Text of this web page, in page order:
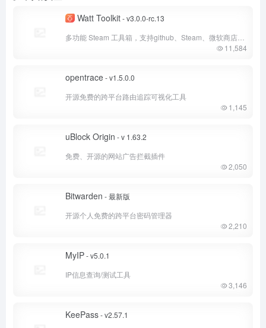
Watt Toolkit- v3.0.0-rc.13
11,584
opentrace- v1.5.0.0
开源免费的跨平台路由追踪可视化工具
1,145
uBlock Origin - v 1.63.2
免费、开源的网站广告拦截插件
2,050
Bitwarden - 最新版
开源个人免费的跨平台密码管理器
2,210
MyIP- v5.0.1
IP信息查询/测试工具
3,146
KeePass- v2.57.1